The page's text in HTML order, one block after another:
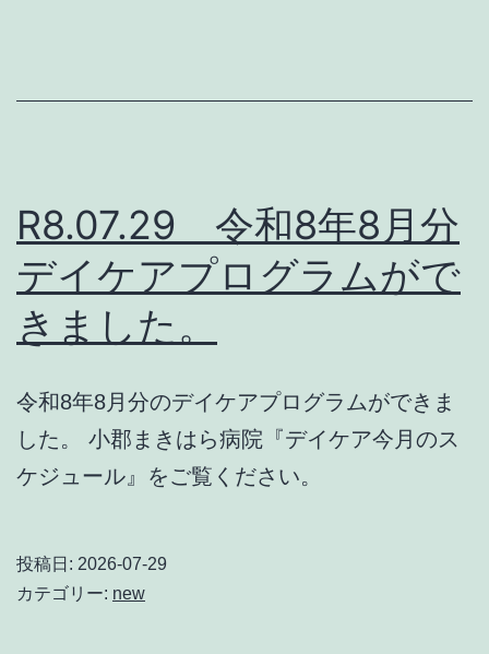
R8.07.29 令和8年8月分
デイケアプログラムがで
きました。
令和8年8月分のデイケアプログラムができま
した。 小郡まきはら病院『デイケア今月のス
ケジュール』をご覧ください。
投稿日: 2026-07-29
カテゴリー: new